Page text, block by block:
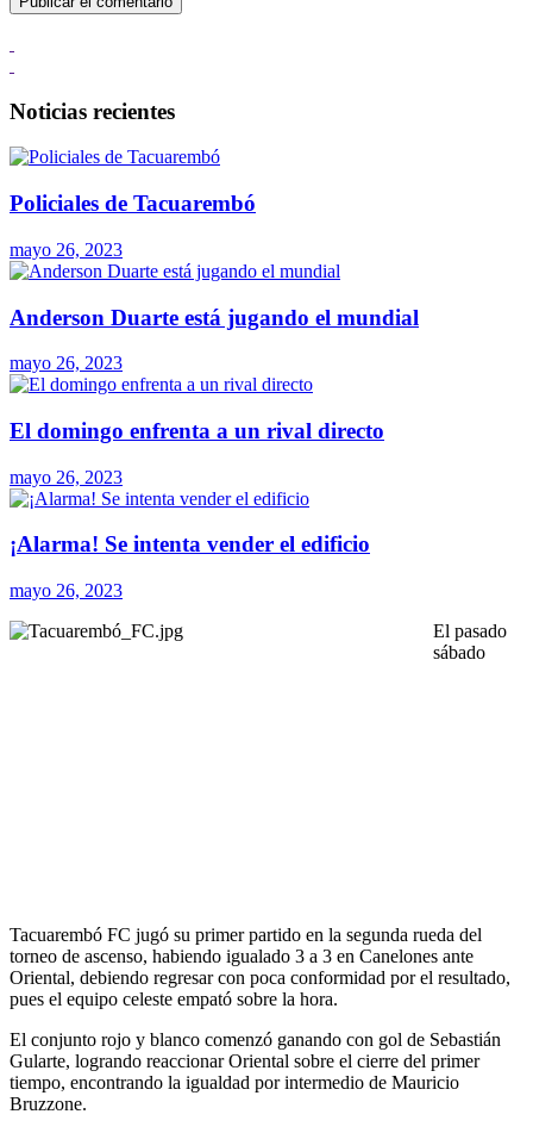
Noticias recientes
Policiales de Tacuarembó
mayo 26, 2023
Anderson Duarte está jugando el mundial
mayo 26, 2023
El domingo enfrenta a un rival directo
mayo 26, 2023
¡Alarma! Se intenta vender el edificio
mayo 26, 2023
El pasado
sábado
Tacuarembó FC jugó su primer partido en la segunda rueda del
torneo de ascenso, habiendo igualado 3 a 3 en Canelones ante
Oriental, debiendo regresar con poca conformidad por el resultado,
pues el equipo celeste empató sobre la hora.
El conjunto rojo y blanco comenzó ganando con gol de Sebastián
Gularte, logrando reaccionar Oriental sobre el cierre del primer
tiempo, encontrando la igualdad por intermedio de Mauricio
Bruzzone.